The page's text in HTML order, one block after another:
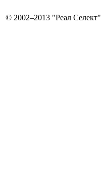
© 2002–2013 "Реал Селект"